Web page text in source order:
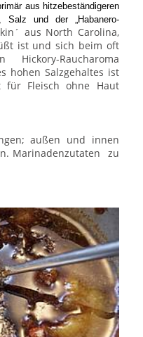
aus hitzebeständigeren
Salz und der „Habanero-
aus North Carolina,
ist und sich beim oft
Raucharoma
hohen Salzgehaltes ist
für Fleisch ohne Haut
außen und innen
Marinadenzutaten zu